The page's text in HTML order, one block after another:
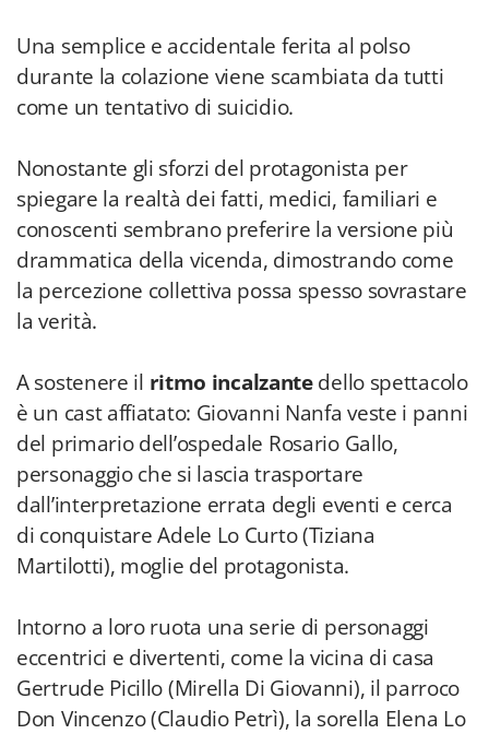
Una semplice e accidentale ferita al polso
durante la colazione viene scambiata da tutti
come un tentativo di suicidio.
Nonostante gli sforzi del protagonista per
spiegare la realtà dei fatti, medici, familiari e
conoscenti sembrano preferire la versione più
drammatica della vicenda, dimostrando come
la percezione collettiva possa spesso sovrastare
la verità.
A sostenere il ritmo incalzantedello spettacolo
è un cast affiatato: Giovanni Nanfa veste i panni
del primario dell’ospedale Rosario Gallo,
personaggio che si lascia trasportare
dall’interpretazione errata degli eventi e cerca
di conquistare Adele Lo Curto (Tiziana
Martilotti), moglie del protagonista.
Intorno a loro ruota una serie di personaggi
eccentrici e divertenti, come la vicina di casa
Gertrude Picillo (Mirella Di Giovanni), il parroco
Don Vincenzo (Claudio Petrì), la sorella Elena Lo